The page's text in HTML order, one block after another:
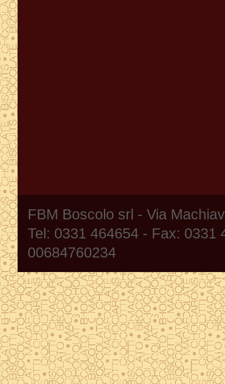
FBM Boscolo srl - Via
Tel: 0331 464654 - Fax: 0331
00684760234